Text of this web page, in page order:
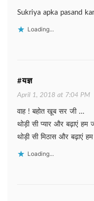
Sukriya apka pasand
Loading...
#यज्ञ
April 1, 2018 at 7:04 PM
वाह ! बहोत खूब सर जी …
थोड़ी सी प्यार और बढ़ाएं हम
थोड़ी सी मिठास और बढ़ाएं
Loading...